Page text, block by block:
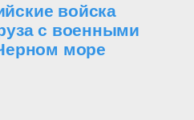
войска
с военными
море